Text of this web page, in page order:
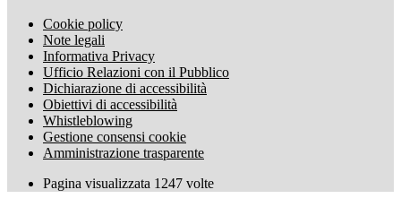
Cookie policy
Note legali
Informativa Privacy
Ufficio Relazioni con il Pubblico
Dichiarazione di accessibilità
Obiettivi di accessibilità
Whistleblowing
Gestione consensi cookie
Amministrazione trasparente
Pagina visualizzata 1247 volte